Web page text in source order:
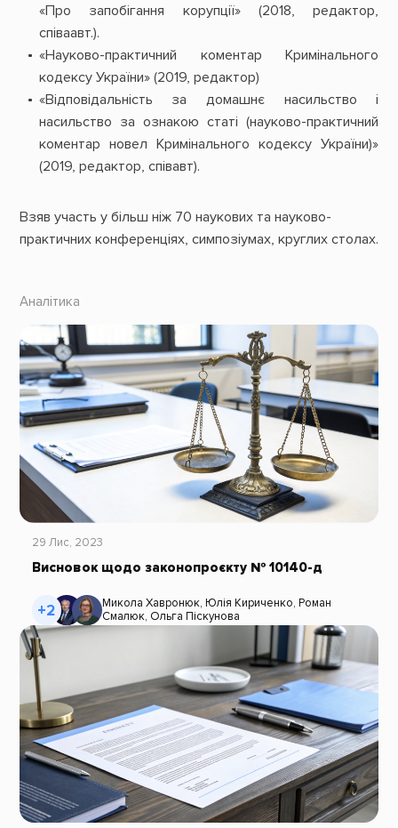
«Про запобігання корупції» (2018, редактор,
співаавт.).
«Науково-практичний коментар Кримінального
кодексу України» (2019, редактор)
«Відповідальність за домашнє насильство і
насильство за ознакою статі (науково-практичний
коментар новел Кримінального кодексу України)»
(2019, редактор, співавт).
Взяв участь у більш ніж 70 наукових та науково-
практичних конференціях, симпозіумах, круглих столах.
Аналітика
29 Лис, 2023
Висновок щодо законопроєкту № 10140-д
+2 Микола Хавронюк, Юлія Кириченко, Роман
Смалюк, Ольга Піскунова